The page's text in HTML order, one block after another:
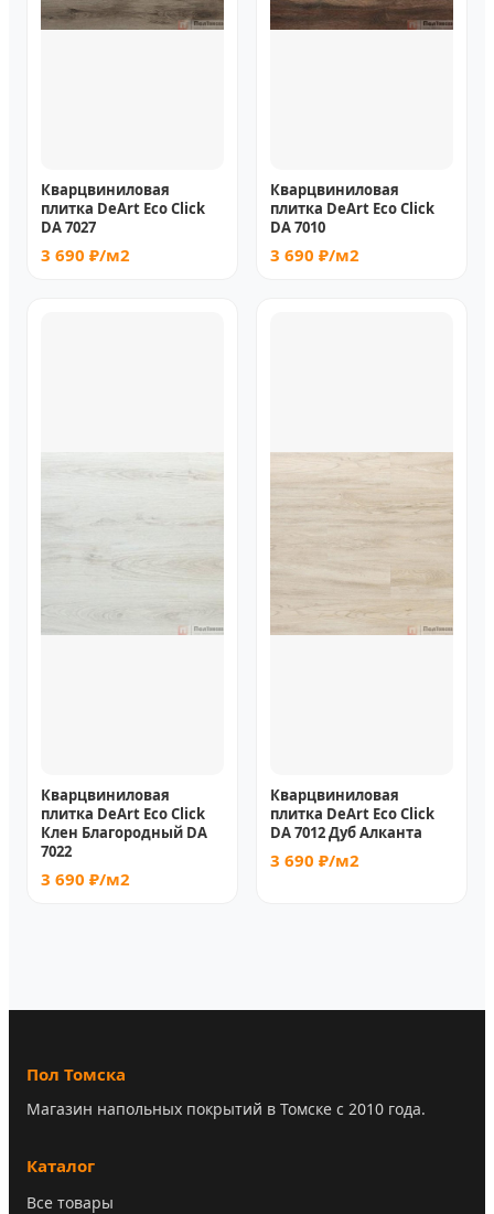
Кварцвиниловая
плитка DeArt Eco Click
DA 7027
3 690 ₽/м2
Кварцвиниловая
плитка DeArt Eco Click
DA 7010
3 690 ₽/м2
Кварцвиниловая
плитка DeArt Eco Click
Клен Благородный DA
7022
3 690 ₽/м2
Кварцвиниловая
плитка DeArt Eco Click
DA 7012 Дуб Алканта
3 690 ₽/м2
Пол Томска
Магазин напольных покрытий в Томске с 2010 года.
Каталог
Все товары